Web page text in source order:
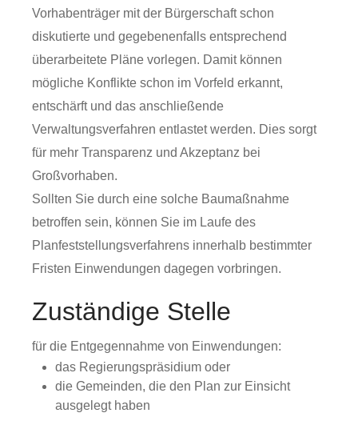
Vorhabenträger mit der Bürgerschaft schon
diskutierte und gegebenenfalls entsprechend
überarbeitete Pläne vorlegen. Damit können
mögliche Konflikte schon im Vorfeld erkannt,
entschärft und das anschließende
Verwaltungsverfahren entlastet werden. Dies sorgt
für mehr Transparenz und Akzeptanz bei
Großvorhaben.
Sollten Sie durch eine solche Baumaßnahme
betroffen sein, können Sie im Laufe des
Planfeststellungsverfahrens innerhalb bestimmter
Fristen Einwendungen dagegen vorbringen.
Zuständige Stelle
für die Entgegennahme von Einwendungen:
das Regierungspräsidium oder
die Gemeinden, die den Plan zur Einsicht
ausgelegt haben